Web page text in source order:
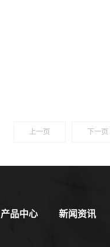
上一页 下一页
产品中心 新闻资讯